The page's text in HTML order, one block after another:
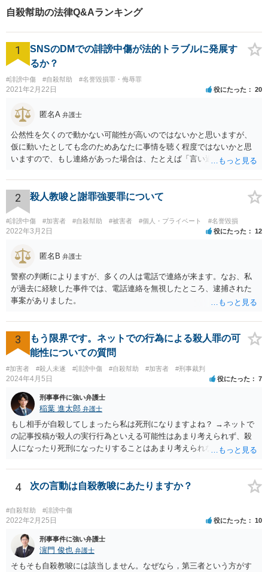
社員の対応など。顧問契約も
可【オンライン面談】【千里
丘駅5分】
自殺幇助の法律Q&Aランキング
1
SNSのDMでの誹謗中傷が法的トラブルに発展す
るか？
#誹謗中傷 #自殺幇助 #名誉毀損罪・侮辱罪
2021年2月22日 役にたった 20
匿名A 弁護士
公然性を欠くので動かない可能性が高いのではないかと思いますが、
仮に動いたとしても念のためあなたに事情を聴く程度ではないかと思
いますので、もし連絡があった場合は、たとえば「言い過ぎた部分が
ジでのやりとりなので、公然性がないことが明らかなので、名誉毀損
や侮辱には当たらないと考えているが、相手は何らかの理由で公然性
があると言っているのか」と反省の意を示しつつ、なぜ警察が連絡し
てきたのか尋ねることが考えられます。
2 殺人教唆と謝罪強要罪について
#誹謗中傷 #加害者 #自殺幇助 #被害者 #個人・プライベート #名誉毀損
2022年3月2日 役にたった 12
匿名B 弁護士
警察の判断によりますが、多くの人は電話で連絡が来ます。なお、私
が過去に経験した事件では、電話連絡を無視したところ、逮捕された
事案がありました。
3
もう限界です。ネットでの行為による殺人罪の可
能性についての質問
#加害者 #殺人未遂 #誹謗中傷 #自殺幇助 #加害者 #刑事裁判
2024年4月5日 役にたった 7
刑事事件に強い弁護士
稲葉 進太郎 弁護士
もし相手が自殺してしまったら私は死刑になりますよね？ →ネットで
の記事投稿が殺人の実行行為といえる可能性はあまり考えられず、殺
人になったり死刑になったりすることはあまり考えられないように思
4 次の言動は自殺教唆にあたりますか？
#自殺幇助 #誹謗中傷
2022年2月25日 役にたった 10
刑事事件に強い弁護士
濵門 俊也 弁護士
そもそも自殺教唆には該当しません。なぜなら，第三者という方がす